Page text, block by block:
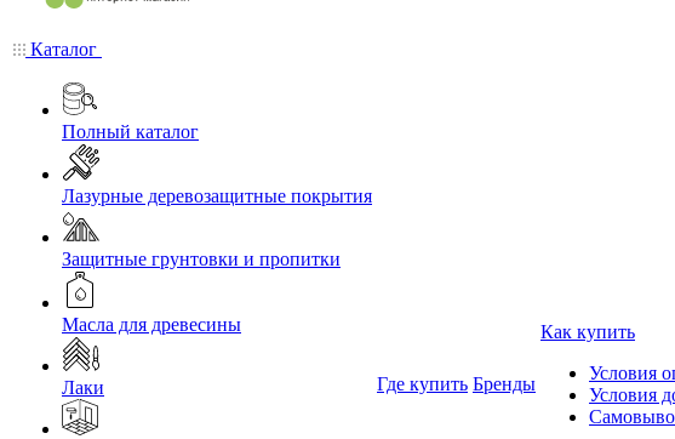
Каталог
Полный каталог
Лазурные деревозащитные покрытия
Защитные грунтовки и пропитки
Масла для древесины
Лаки Где купить Бренды
Как купить
Условия
Условия